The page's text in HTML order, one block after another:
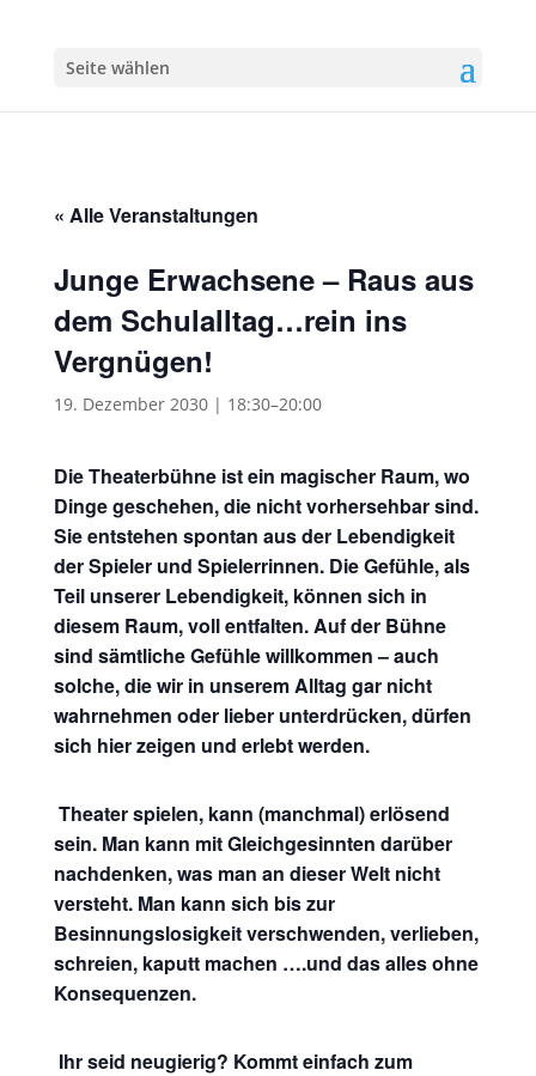
Seite wählen
« Alle Veranstaltungen
Junge Erwachsene – Raus aus
dem Schulalltag…rein ins
Vergnügen!
19. Dezember 2030 | 18:30–20:00
Die Theaterbühne ist ein magischer Raum, wo
Dinge geschehen, die nicht vorhersehbar sind.
Sie entstehen spontan aus der Lebendigkeit
der Spieler und Spielerrinnen. Die Gefühle, als
Teil unserer Lebendigkeit, können sich in
diesem Raum, voll entfalten. Auf der Bühne
sind sämtliche Gefühle willkommen – auch
solche, die wir in unserem Alltag gar nicht
wahrnehmen oder lieber unterdrücken, dürfen
sich hier zeigen und erlebt werden.
Theater spielen, kann (manchmal) erlösend
sein. Man kann mit Gleichgesinnten darüber
nachdenken, was man an dieser Welt nicht
versteht. Man kann sich bis zur
Besinnungslosigkeit verschwenden, verlieben,
schreien, kaputt machen ….und das alles ohne
Konsequenzen.
Ihr seid neugierig? Kommt einfach zum